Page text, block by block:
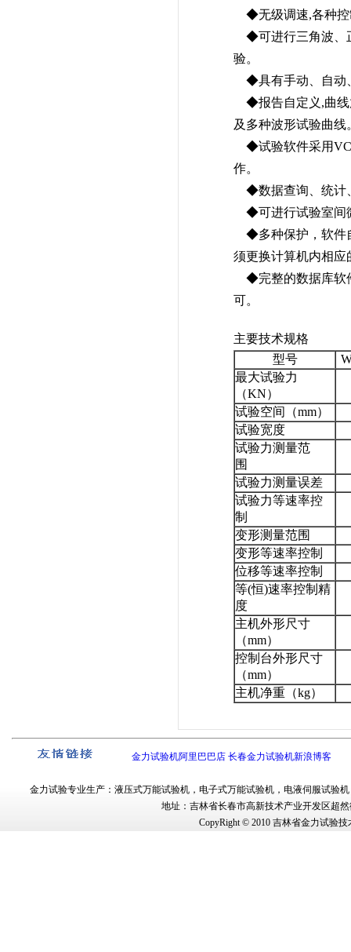
◆无级调速,各种控
◆可进行三角波、
验。
◆具有手动、自动
◆报告自定义,曲线
及多种波形试验曲线
◆试验软件采用
作。
◆数据查询、统计
◆可进行试验室间
◆多种保护，软件
须更换计算机内相应
◆完整的数据库软
可。
主要技术规格
型号
最大试验力
（KN）
试验空间（mm）
试验宽度
试验力测量范
围
试验力测量误差
试验力等速率控
制
变形测量范围
变形等速率控制
位移等速率控制
等(恒)速率控制精
度
主机外形尺寸
（mm）
控制台外形尺寸
（mm）
主机净重（kg）
金力试验机阿里巴巴店 长春金力试验机新浪博客
金力试验专业生产： 液压式万能试验机， 电子式万能试验机， 电液伺服试验机
地址：吉林省长春市高新技术产业开发区超然
CopyRight © 2010 吉林省金力试验技